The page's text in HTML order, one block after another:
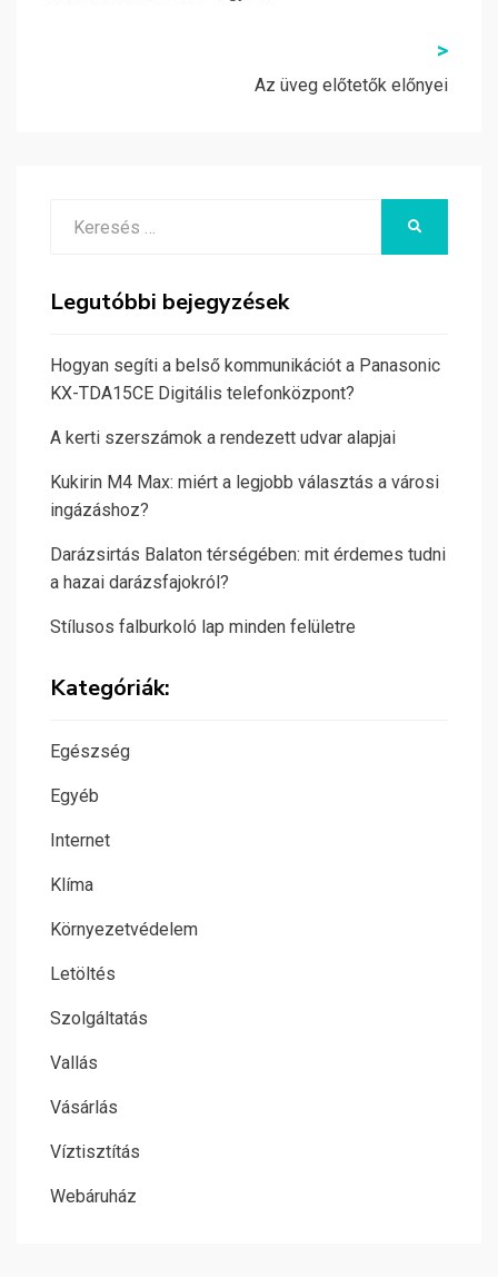
>
Az üveg előtetők előnyei
Legutóbbi bejegyzések
Hogyan segíti a belső kommunikációt a Panasonic
KX-TDA15CE Digitális telefonközpont?
A kerti szerszámok a rendezett udvar alapjai
Kukirin M4 Max: miért a legjobb választás a városi
ingázáshoz?
Darázsirtás Balaton térségében: mit érdemes tudni
a hazai darázsfajokról?
Stílusos falburkoló lap minden felületre
Kategóriák:
Egészség
Egyéb
Internet
Klíma
Környezetvédelem
Letöltés
Szolgáltatás
Vallás
Vásárlás
Víztisztítás
Webáruház